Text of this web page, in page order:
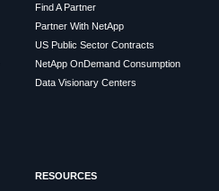
Find A Partner
Partner With NetApp
US Public Sector Contracts
NetApp OnDemand Consumption
Data Visionary Centers
RESOURCES